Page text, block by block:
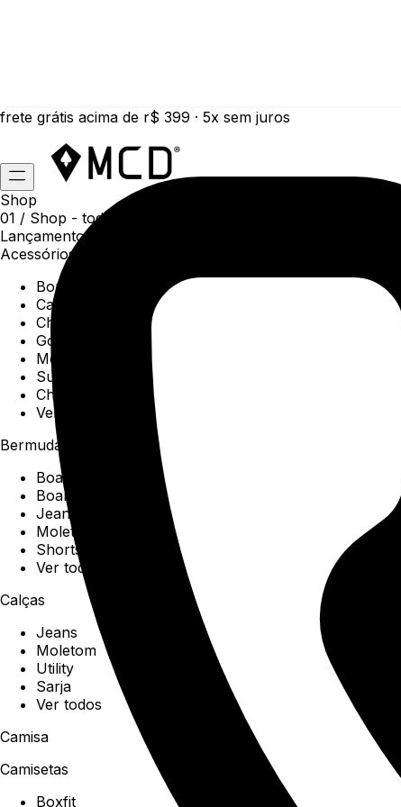
frete grátis acima de r$ 399 · 5x sem juros
Shop
01 / Shop - todas as categorias da coleção atual
Lançamentos da semana
Acessórios
Boné
Carteiras
Chaveiros
Gorros
Meias
Sunga
Chinelos
Ver todos
Bermudas
Boardshorts
Boardwalk
Jeans
Moletom
Shorts
Ver todos
Calças
Jeans
Moletom
Utility
Sarja
Ver todos
Camisa
Camisetas
Boxfit